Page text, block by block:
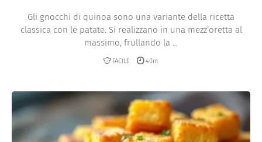
Gli gnocchi di quinoa sono una variante della ricetta
classica con le patate. Si realizzano in una mezz’oretta al
massimo, frullando la ...
FACILE 40m